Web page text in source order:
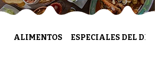
ALIMENTOS ESPECIALES DEL DIA